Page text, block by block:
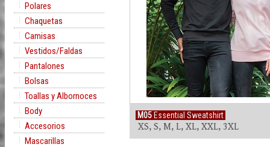
Polares
Chaquetas
Camisas
Vestidos/Faldas
Pantalones
Bolsas
Toallas y Albornoces
Body
Accesorios
Mascarillas
M05 Essential Sweatshirt
XS, S, M, L, XL, XXL, 3XL